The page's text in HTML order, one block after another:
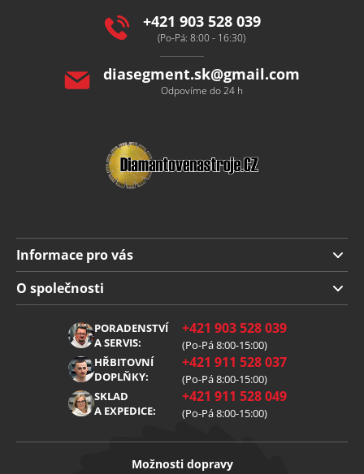
+421 903 528 039
(Po-Pá: 8:00 - 16:30)
diasegment.sk@gmail.com
Odpovíme do 24 h
Informace pro vás
Doprava a platba
Obchodní podmínky
Reklamace
Zpracování osobních údajů
O společnosti
PORADENSTVÍ
A SERVIS:
+421 903 528 039
(Po-Pá 8:00-15:00)
HŘBITOVNÍ
DOPLŇKY:
+421 911 528 037
(Po-Pá 8:00-15:00)
SKLAD
A EXPEDICE:
+421 911 528 049
(Po-Pá 8:00-15:00)
Možnosti dopravy